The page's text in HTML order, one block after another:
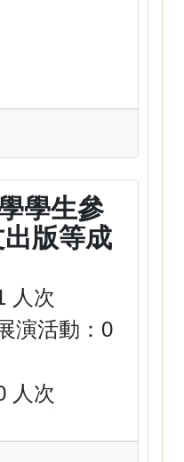
學生參
版等成
人次
演活動：0
人次